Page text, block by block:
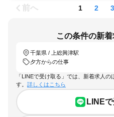
前へ 1 2 3
この条件の新
千葉県 / 上総興津駅
夕方からの仕事
「LINEで受け取る」では、新着求人
す。 詳しくはこちら
LINE